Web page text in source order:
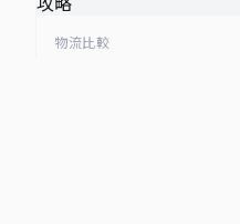
物流比較